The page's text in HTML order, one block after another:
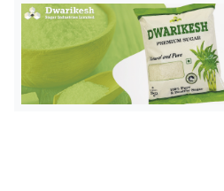
हि
ग
त